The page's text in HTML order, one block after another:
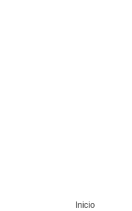
Inicio